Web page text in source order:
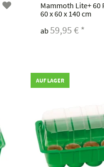
Mammoth Lite+ 60
60 x 60 x 140 cm
ab 59,95 € *
AUF LAGER